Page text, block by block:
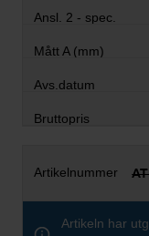
Artikeln har